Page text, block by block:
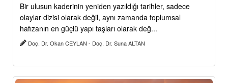
Bir ulusun kaderinin yeniden yazıldığı tarihler, sadece
olaylar dizisi olarak değil, aynı zamanda toplumsal
hafızanın en güçlü yapı taşları olarak değ...
Doç. Dr. Okan CEYLAN - Doç. Dr. Suna ALTAN